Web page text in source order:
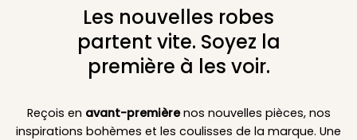
Les nouvelles robes
partent vite. Soyez la
première à les voir.
Reçois en avant-premièrenos nouvelles pièces, nos
inspirations bohèmes et les coulisses de la marque. Une